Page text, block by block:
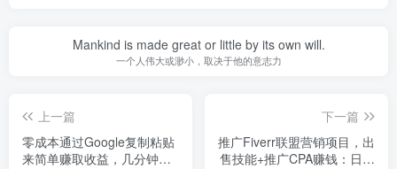
Mankind is made great or little by its own will.
一个人伟大或渺小，取决于他的意志力
上一篇
零成本通过Google复制粘贴
来简单赚取收益，几分钟赚
下一篇
推广Fiverr联盟营销项目，出
售技能+推广CPA赚钱：日赚